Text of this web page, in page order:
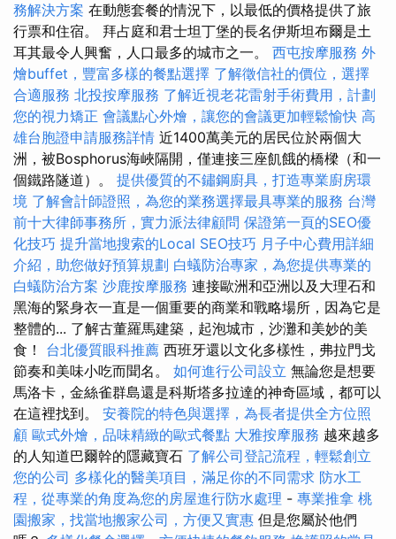
務解決方案 在動態套餐的情況下，以最低的價格提供了旅
行票和住宿。 拜占庭和君士坦丁堡的長名伊斯坦布爾是土
耳其最令人興奮，人口最多的城市之一。 西屯按摩服務 外
燴buffet，豐富多樣的餐點選擇 了解徵信社的價位，選擇
合適服務 北投按摩服務 了解近視老花雷射手術費用，計劃
您的視力矯正 會議點心外燴，讓您的會議更加輕鬆愉快 高
雄台胞證申請服務詳情 近1400萬美元的居民位於兩個大
洲，被Bosphorus海峽隔開，僅連接三座飢餓的橋樑（和一
個鐵路隧道）。 提供優質的不鏽鋼廚具，打造專業廚房環
境 了解會計師證照，為您的業務選擇最具專業的服務 台灣
前十大律師事務所，實力派法律顧問 保證第一頁的SEO優
化技巧 提升當地搜索的Local SEO技巧 月子中心費用詳細
介紹，助您做好預算規劃 白蟻防治專家，為您提供專業的
白蟻防治方案 沙鹿按摩服務 連接歐洲和亞洲以及大理石和
黑海的緊身衣一直是一個重要的商業和戰略場所，因為它是
整體的... 了解古董羅馬建築，起泡城市，沙灘和美妙的美
食！ 台北優質眼科推薦 西班牙還以文化多樣性，弗拉門戈
節奏和美味小吃而聞名。 如何進行公司設立 無論您是想要
馬洛卡，金絲雀群島還是科斯塔多拉達的神奇區域，都可以
在這裡找到。 安養院的特色與選擇，為長者提供全方位照
顧 歐式外燴，品味精緻的歐式餐點 大雅按摩服務 越來越多
的人知道巴爾幹的隱藏寶石 了解公司登記流程，輕鬆創立
您的公司 多樣化的醫美項目，滿足你的不同需求 防水工
程，從專業的角度為您的房屋進行防水處理 - 專業推拿 桃
園搬家，找當地搬家公司，方便又實惠 但是您屬於他們